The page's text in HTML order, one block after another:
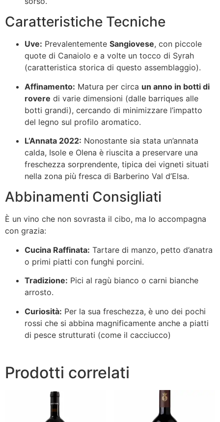
Caratteristiche Tecniche
Uve: Prevalentemente Sangiovese, con piccole
quote di Canaiolo e a volte un tocco di Syrah
(caratteristica storica di questo assemblaggio).
Affinamento: Matura per circa un anno in botti di
rovere di varie dimensioni (dalle barriques alle
botti grandi), cercando di minimizzare l’impatto
del legno sul profilo aromatico.
L’Annata 2022: Nonostante sia stata un’annata
calda, Isole e Olena è riuscita a preservare una
freschezza sorprendente, tipica dei vigneti situati
nella zona più fresca di Barberino Val d’Elsa.
Abbinamenti Consigliati
È un vino che non sovrasta il cibo, ma lo accompagna
con grazia:
Cucina Raffinata: Tartare di manzo, petto d’anatra
o primi piatti con funghi porcini.
Tradizione: Pici al ragù bianco o carni bianche
arrosto.
Curiosità: Per la sua freschezza, è uno dei pochi
rossi che si abbina magnificamente anche a piatti
di pesce strutturati (come il cacciucco)
Prodotti correlati